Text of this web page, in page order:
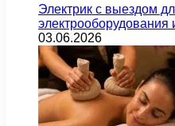
Электрик с выездом
03.06.2026